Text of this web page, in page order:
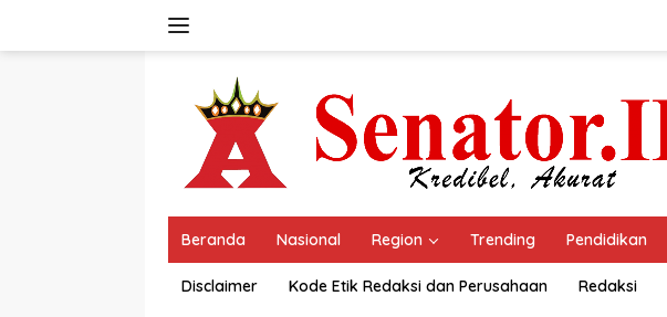
Beranda Nasional Region Trending Pendidikan
Disclaimer Kode Etik Redaksi dan Perusahaan Redaksi